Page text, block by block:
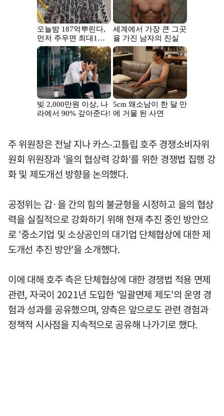
주 위원장은 전날 지나 카스-고틀립 호주 경쟁소비자위
원회 위원장과 '을의 협상력 강화'를 위한 경쟁법 집행 강
화 및 제도개선 방향을 논의했다.
공정위는 갑·을 간의 힘의 불균형을 시정하고 을의 협상
력을 실질적으로 강화하기 위해 현재 추진 중인 방안으
로 '중소기업 및 소상공인의 대기업 단체협상에 대한 제
도개선 추진 방안'을 소개했다.
이에 대해 호주 측은 단체협상에 대한 경쟁법 적용 면제
관련, 자국이 2021년 도입한 '일괄면제 제도'의 운영 경
험과 성과를 공유했으며, 양측은 앞으로도 관련 경험과
정책적 시사점을 지속적으로 공유해 나가기로 했다.